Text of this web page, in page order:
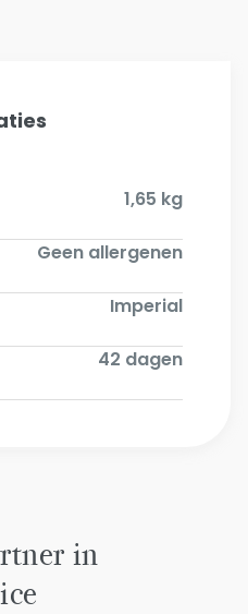
1,65 kg
Geen allergenen
Imperial
42 dagen
in